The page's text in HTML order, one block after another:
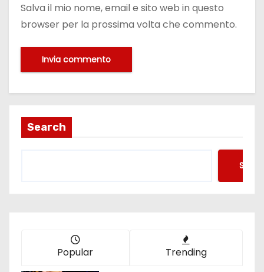
Salva il mio nome, email e sito web in questo
browser per la prossima volta che commento.
Search
Popular Trending